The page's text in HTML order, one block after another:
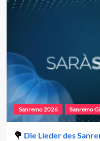
von
Sanremo 2026 Sanremo
Die Lieder des